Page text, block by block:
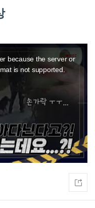
because the server or
is not supported.